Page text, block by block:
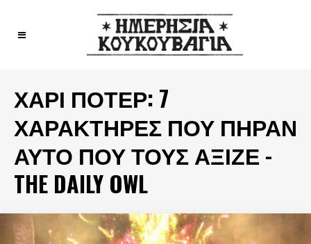
ΧΆΡΙ ΠΌΤΕΡ: 7
ΧΑΡΑΚΤΉΡΕΣ ΠΟΥ ΠΉΡΑΝ
ΑΥΤΌ ΠΟΥ ΤΟΥΣ ΆΞΙΖΕ -
THE DAILY OWL